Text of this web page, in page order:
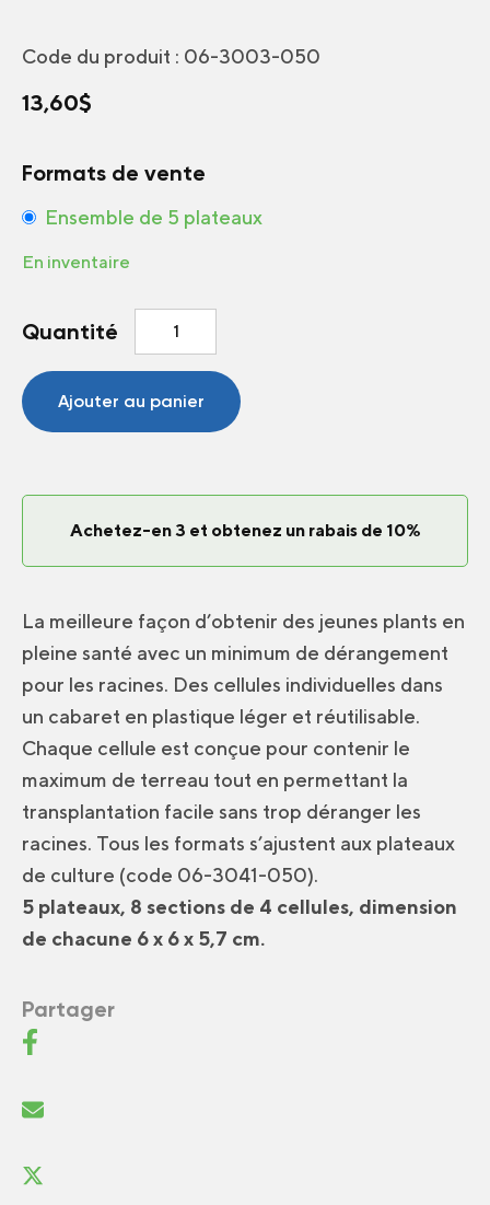
Code du produit : 06-3003-050
13,60$
Formats de vente
Ensemble de 5 plateaux
En inventaire
Quantité
quantité
Multicellules
K804
Ajouter au panier
Achetez-en 3 et obtenez un rabais de 10%
La meilleure façon d’obtenir des jeunes plants en
pleine santé avec un minimum de dérangement
pour les racines. Des cellules individuelles dans
un cabaret en plastique léger et réutilisable.
Chaque cellule est conçue pour contenir le
maximum de terreau tout en permettant la
transplantation facile sans trop déranger les
racines. Tous les formats s’ajustent aux plateaux
de culture (code 06-3041-050).
5 plateaux, 8 sections de 4 cellules, dimension
de chacune 6 x 6 x 5,7 cm.
Partager